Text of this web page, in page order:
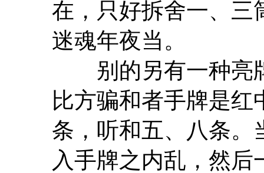
在，只好拆舍一、三
迷魂年夜当。
别的另有一种亮
比方骗和者手牌是红
条，听和五、八条。
入手牌之内乱，然